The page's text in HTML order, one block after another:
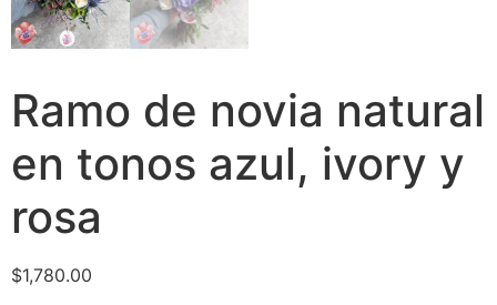
Ramo de novia natural
en tonos azul, ivory y
rosa
$1,780.00